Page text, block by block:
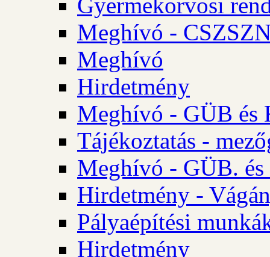
Gyermekorvosi
Meghívó -
Meghívó
Hirdetmény
Meghívó - GÜB és
Tájékoztatás -
Meghívó - GÜB.
Hirdetmény -
Pályaépítési
Hirdetmény